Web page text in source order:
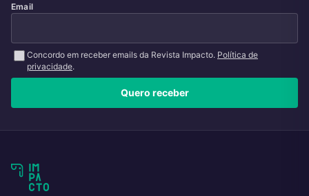
Email
Concordo em receber emails da Revista Impacto. Política de
privacidade.
Quero receber